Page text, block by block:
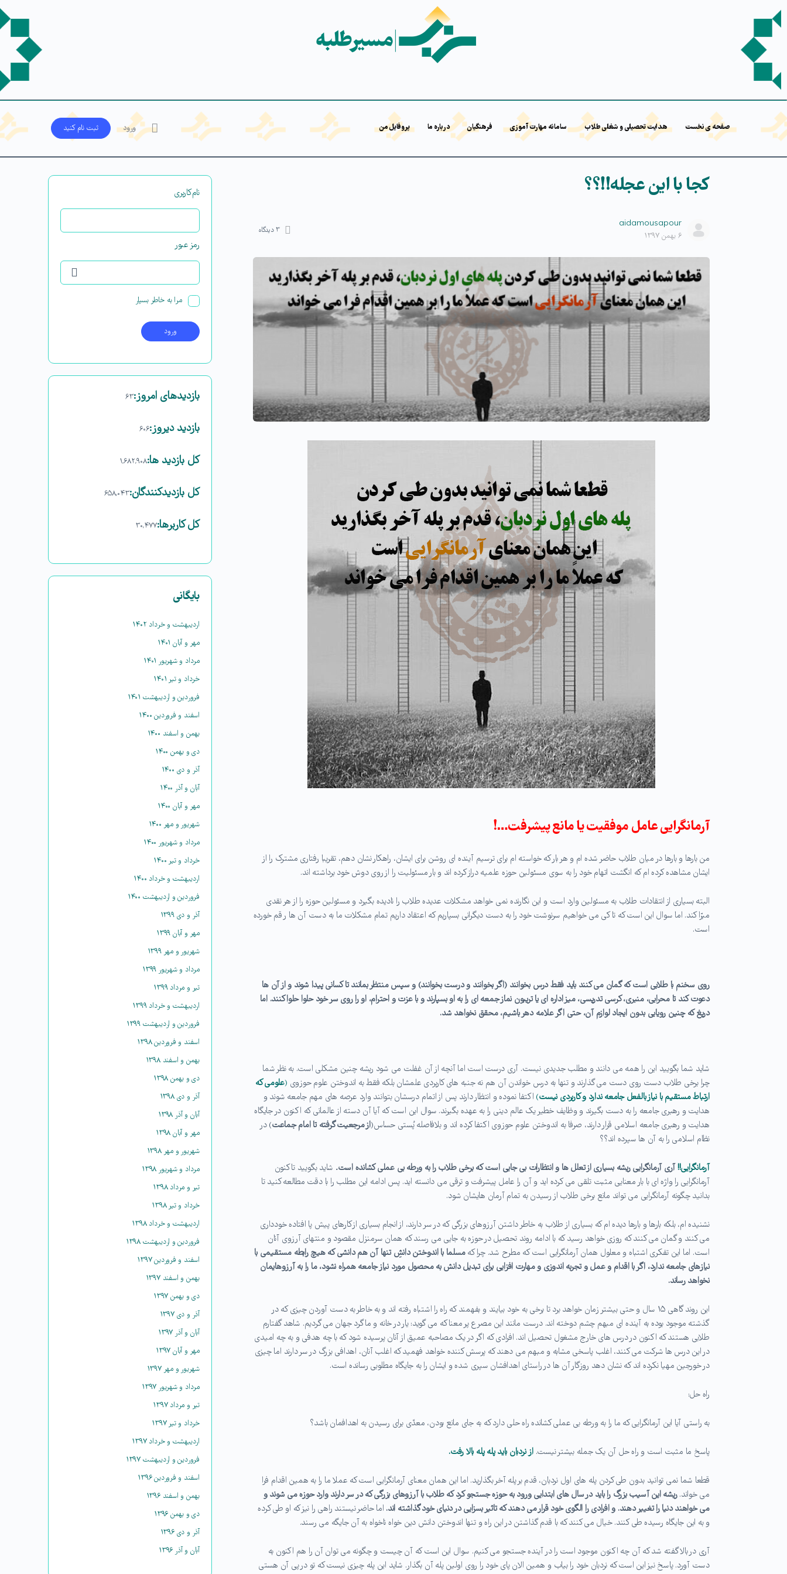
صفحه ی نخست هدایت تحصیلی و شغلی طلاب سامانه مهارت آموزی فرهنگیان درباره ما پروفایل من ورود ثبت‌ نام کنید
کجا با این عجله!!؟؟
aidamousapour
۶ بهمن ۱۳۹۷
۳دیدگاه
آرمانگرایی عامل موفقیت یا مانع پیشرفت…!
من بارها و بارها در میان طلاب حاضر شده ام و هر بار که خواسته ام برای ترسیم آینده ای روشن برای ایشان، راهکار نشان دهم، تقریبا رفتاری مشترک را از
ایشان مشاهده کرده ام که انگشت اتهام خود را به سوی مسئولین حوزه علمیه دراز کرده اند و بار مسئولیت را از روی دوش خود برداشته اند.
البته بسیاری از انتقادات طلاب به مسئولین وارد است و این نگارنده نمی خواهد مشکلات عدیده طلاب را نادیده بگیرد و مسئولین حوزه را از هر نقدی
مبرّا کند. اما سوال این است که تا کی می خواهیم سرنوشت خود را به دست دیگرانی بسپاریم که اعتقاد داریم تمام مشکلات ما به دست آن ها ر قم خورده
است.
روی سخنم با طلابی است که گمان می کنند باید فقط درس بخوانند (اگر بخوانند و درست بخوانند) و سپس منتظر بمانند تا کسانی پیدا شوند و از آن ها
دعوت کند تا محرابی، منبری، کرسی تدریسی، میز اداره ای یا تریبون نماز جمعه ای را به او بسپارند و با عزت و احترام، او را روی سر خود حلوا حلوا کنند. اما
دریغ که چنین رویایی بدون ایجاد لوازم آن، حتی اگر علامه دهر باشیم، محقق نخواهد شد.
شاید شما بگویید این را همه می دانند و مطلب جدیدی نیست. آری درست است اما آنچه از آن غفلت می شود ریشه چنین مشکلی است. به نظر شما
چرا برخی طلاب دست روی دست می گذارند و تنها به درس خواندن آن هم نه جنبه های کاربردی علمشان بلکه فقط به اندوختن علوم حوزوی (علومی که
ارتباط مستقیم با نیاز بالفعل جامعه ندارد و کاربردی نیست)اکتفا نموده و انتظار دارند پس از اتمام درسشان بتوانند وارد عرصه های مهم جامعه شوند و
هدایت و رهبری جامعه را به دست بگیرند و وظایف خطیر یک عالم دینی را به عهده بگیرند. سوال این است که آیا آن دسته از عالمانی که اکنون در جایگاه
هدایت و رهبری جامعه اسلامی قرار دارند، صرفا به اندوختن علوم حوزوی اکتفا کرده اند و بلافاصله پُستی حساس(از مرجعیت گرفته تا امام جماعت) در
نظام اسلامی را به آن ها سپرده اند؟؟
آرمانگرایی!!آری آرمانگرایی ریشه بسیاری از تعلل ها و انتظارات بی جایی است که برخی طلاب را به ورطه بی عملی کشانده است. شاید بگویید تا کنون
آرمانگرایی را واژه ای با بار معنایی مثبت تلقی می کرده اید و آن را عامل پیشرفت و ترقی می دانسته اید. پس ادامه این مطلب را با دقت مطالعه کنید تا
بدانید چگونه آرمانگرایی می تواند مانع برخی طلاب از رسیدن به تمام آرمان هایشان شود.
نشنیده ام، بلکه بارها و بارها دیده ام که بسیاری از طلاب به خاطر داشتن آرزوهای بزرگی که در سر دارند، از انجام بسیاری از کارهای پیش پا افتاده خودداری
می کنند و گمان می کنند که روزی خواهد رسید که با ادامه روند تحصیل در حوزه به جایی می رسند که همان سرمنزل مقصود و منتهای آرزوی آنان
است. اما این تفکری اشتباه و معلول همان آرمانگرایی است که مطرح شد. چرا کهمسلما با اندوختن دانشِ تنها آن هم دانشی که هیچ رابطه مستقیمی با
نیازهای جامعه ندارد، اگر با اقدام و عمل و تجربه اندوزی و مهارت افزایی برای تبدیل دانش به محصول مورد نیاز جامعه همراه نشود، ما را به آرزوهایمان
نخواهد رساند.
این روند گاهی ۱۵ سال و حتی بیشتر زمان خواهد برد تا برخی به خود بیایند و بفهمند که راه را اشتباه رفته اند و به خاطر به دست آوردن چیزی که در
گذشته موجود بوده به آینده ای مبهم چشم دوخته اند. درست مانند این مصرع پر معنا که می گوید: یار در خانه و ما گرد جهان می گردیم. شاهد گفتارم
طلابی هستند که اکنون در درس های خارج مشغول تحصیل اند. افرادی که اگر در یک مصاحبه عمیق از آنان پرسیده شود که با چه هدفی و به چه امیدی
در این درس ها شرکت می کنند، اغلب پاسخی مشابه و مبهم می دهند که پرسش کننده خواهد فهمید که اغلب آنان، اهدافی بزرگ در سر دارند اما چیزی
در خورجین مهیا نکرده اند که نشان دهد روزگار آن ها در راستای اهدافشان سپری شده و ایشان را به جایگاه مطلوبی رسانده است.
راه حل:
به راستی آیا این آرمانگرایی که ما را به ورطه بی عملی کشانده راه حلی دارد که به جای مانع بودن، معدّی برای رسیدن به اهدافمان باشد؟
پاسخ ما مثبت است و راه حل آن یک جمله بیشتر نیست.ازنردبان باید پله پله بالا رفت.
قطعا شما نمی توانید بدون طی کردن پله های اول نردبان، قدم بر پله آخر بگذارید. اما این همان معنای آرمانگرایی است که عملا ما را به همین اقدام فرا
می خواند.ریشه این آسیب بزرگ را باید در سال های ابتدایی ورود به حوزه جستجو کرد که طلاب با آرزوهای بزرگی که در سر دارند وارد حوزه می شوند و
می خواهند دنیا را تغییر دهند. و افرادی را الگوی خود قرار می دهند که تاثیر بسزایی در دنیای خود گذاشته اند. اما حاضر نیستند راهی را نیز که او طی کرده
و به این جایگاه رسیده طی کنند. خیال می کنند که با قدم گذاشتن در این راه و تنها اندوختن دانش دین خواه ناخواه به آن جایگه می رسند.
آری در بالا گفته شد که آن چه اکنون موجود است را در آینده جستجو می کنیم. سوال این است که آن چیست و چگونه می توان آن را هم اکنون به
دست آورد. پاسخ نیز این است که نردبان خود را بیاب و همین الان پای خود را روی اولین پله آن بگذار. شاید این پله چیزی نیست که تو در پی آن هستی
نام‌کاربری
رمز عبور
مرا به خاطر بسپار
بازدیدهای امروز:۶۳
بازدید دیروز:۶۰۶
کل بازدید ها:۱,۶۸۲,۹۰۸
کل بازدیدکنند‌گان:۶۵۸,۰۴۳
کل کاربرها:۳۰,۴۷۷
بایگانی
اردیبهشت و خرداد ۱۴۰۲
مهر و آبان ۱۴۰۱
مرداد و شهریور ۱۴۰۱
خرداد و تیر ۱۴۰۱
فروردین و اردیبهشت ۱۴۰۱
اسفند و فروردین ۱۴۰۰
بهمن و اسفند ۱۴۰۰
دی و بهمن ۱۴۰۰
آذر و دی ۱۴۰۰
آبان و آذر ۱۴۰۰
مهر و آبان ۱۴۰۰
شهریور و مهر ۱۴۰۰
مرداد و شهریور ۱۴۰۰
خرداد و تیر ۱۴۰۰
اردیبهشت و خرداد ۱۴۰۰
فروردین و اردیبهشت ۱۴۰۰
آذر و دی ۱۳۹۹
مهر و آبان ۱۳۹۹
شهریور و مهر ۱۳۹۹
مرداد و شهریور ۱۳۹۹
تیر و مرداد ۱۳۹۹
اردیبهشت و خرداد ۱۳۹۹
فروردین و اردیبهشت ۱۳۹۹
اسفند و فروردین ۱۳۹۸
بهمن و اسفند ۱۳۹۸
دی و بهمن ۱۳۹۸
آذر و دی ۱۳۹۸
آبان و آذر ۱۳۹۸
مهر و آبان ۱۳۹۸
شهریور و مهر ۱۳۹۸
مرداد و شهریور ۱۳۹۸
تیر و مرداد ۱۳۹۸
خرداد و تیر ۱۳۹۸
اردیبهشت و خرداد ۱۳۹۸
فروردین و اردیبهشت ۱۳۹۸
اسفند و فروردین ۱۳۹۷
بهمن و اسفند ۱۳۹۷
دی و بهمن ۱۳۹۷
آذر و دی ۱۳۹۷
آبان و آذر ۱۳۹۷
مهر و آبان ۱۳۹۷
شهریور و مهر ۱۳۹۷
مرداد و شهریور ۱۳۹۷
تیر و مرداد ۱۳۹۷
خرداد و تیر ۱۳۹۷
اردیبهشت و خرداد ۱۳۹۷
فروردین و اردیبهشت ۱۳۹۷
اسفند و فروردین ۱۳۹۶
بهمن و اسفند ۱۳۹۶
دی و بهمن ۱۳۹۶
آذر و دی ۱۳۹۶
آبان و آذر ۱۳۹۶